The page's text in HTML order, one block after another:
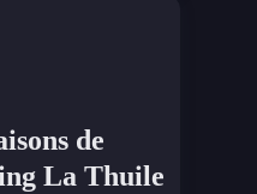
de
La Thuile